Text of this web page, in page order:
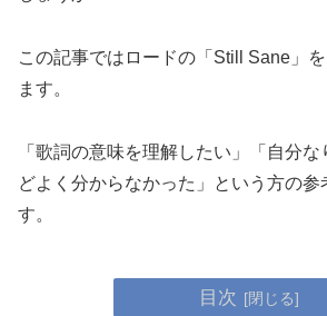
この記事ではロードの「Still Sane」
ます。
「歌詞の意味を理解したい」「自分
どよく分からなかった」という方の
す。
目次